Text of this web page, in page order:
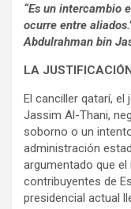
“Es un intercambio
ocurre entre
Abdulrahman bin
LA
El canciller qatarí, el
Jassim Al-Thani,
soborno o un
administración
argumentado que
contribuyentes de
presidencial actual